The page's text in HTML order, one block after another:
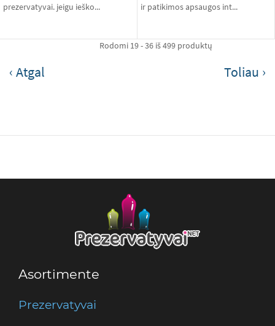
prezervatyvai. jeigu ieško...
ir patikimos apsaugos int...
Rodomi 19 - 36 iš 499 produktų
‹ ›
Asortimente
Prezervatyvai